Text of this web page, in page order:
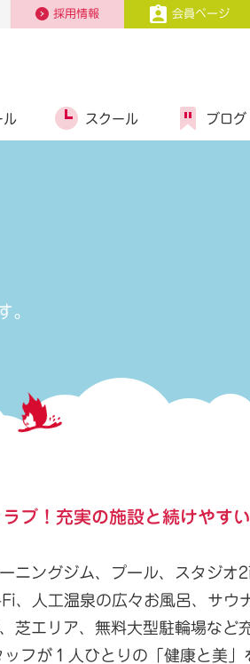
採用情報 会員ページ
ル スクール ブログ
。
ブ！充実の施設と続けやす
ニングジム、プール、スタジオ
、人工温泉の広々お風呂、サウ
芝エリア、無料大型駐輪場など
フが１人ひとりの「健康と美」